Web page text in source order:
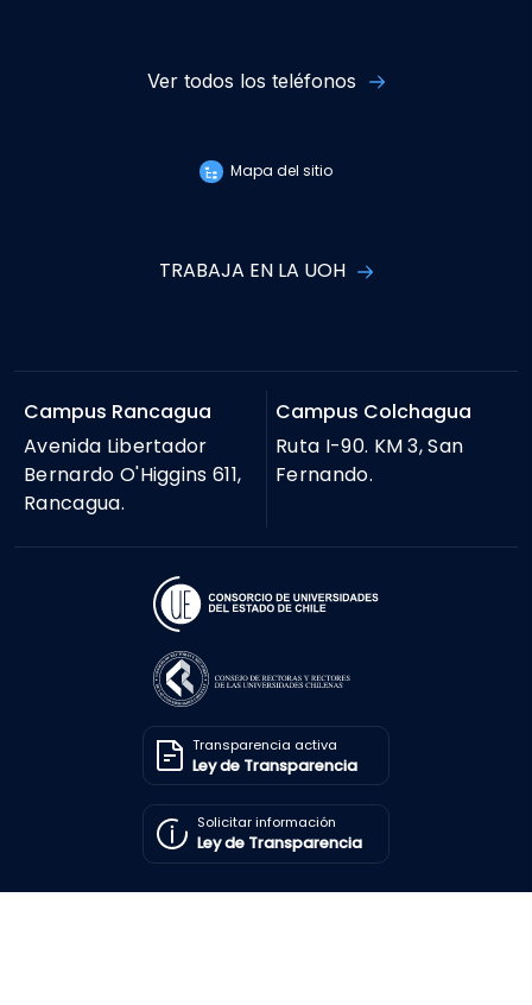
Ver todos los teléfonos
Mapa del sitio
TRABAJA EN LA UOH
Campus Rancagua
Avenida Libertador
Bernardo O'Higgins 611,
Rancagua.
Campus Colchagua
Ruta I-90. KM 3, San
Fernando.
Transparencia activa
Ley de Transparencia
Solicitar información
Ley de Transparencia